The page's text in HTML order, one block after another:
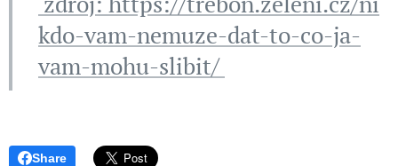
kdo-vam-nemuze-dat-to-co-ja-
vam-mohu-slibit/
Share